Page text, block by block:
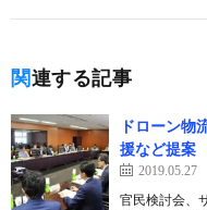
関連する記事
ドローン物
援など提案
2019.05.27
官民検討会、